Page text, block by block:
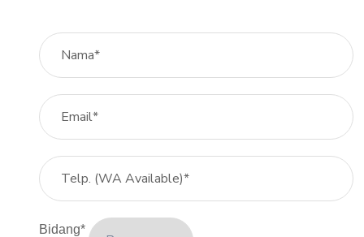
Bidang*